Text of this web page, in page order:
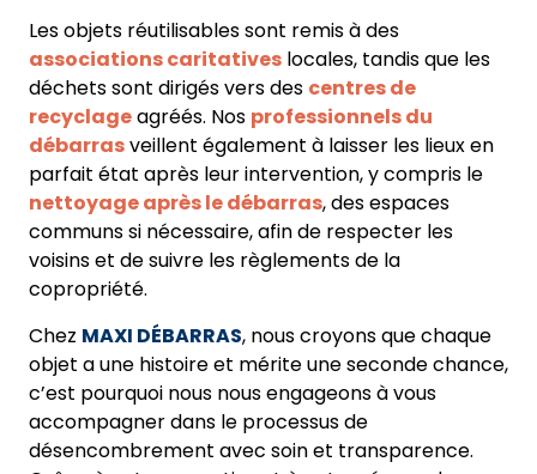
Les objets réutilisables sont remis à des
associations caritatives locales, tandis que les
déchets sont dirigés vers des centres de
recyclageagréés. Nos professionnels du
débarrasveillent également à laisser les lieux en
parfait état après leur intervention, y compris le
nettoyage après le débarras, des espaces
communs si nécessaire, afin de respecter les
voisins et de suivre les règlements de la
copropriété.
Chez MAXI DÉBARRAS, nous croyons que chaque
objet a une histoire et mérite une seconde chance,
c’est pourquoi nous nous engageons à vous
accompagner dans le processus de
désencombrement avec soin et transparence.